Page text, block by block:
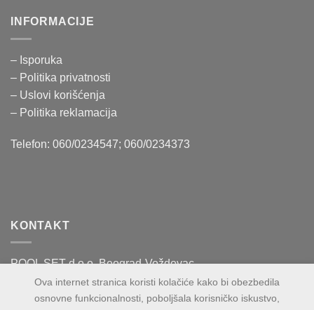
INFORMACIJE
– Isporuka
– Politika privatnosti
– Uslovi korišćenja
– Politika reklamacija
Telefon: 060/0234547; 060/0234373
KONTAKT
POOL SET d.o.o. Beograd-Voždovac
Vase Čarapića 60
PIB:109943100
Ova internet stranica koristi kolačiće kako bi obezbedila
osnovne funkcionalnosti, poboljšala korisničko iskustvo,